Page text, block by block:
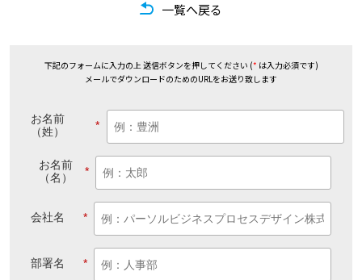
一覧へ戻る
下記のフォームに入力の上 送信ボタンを押してください (* は入力必須です)
メールでダウンロードのためのURLをお送り致します
*
お名前
（姓）
*
お名前
（名）
*
会社名
*
部署名